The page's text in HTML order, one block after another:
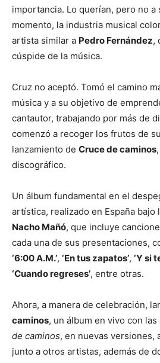
importancia. Lo querían, pero no a
momento, la industria musical
artista similar a Pedro Fernández,
cúspide de la música.
Cruz no aceptó. Tomó el camino
música y a su objetivo de
cantautor, trabajando por más de
comenzó a recoger los frutos de
lanzamiento de Cruce de caminos
discográfico.
Un álbum fundamental en el
artística, realizado en España bajo
Nacho Mañó, que incluye
cada una de sus presentaciones,
‘6:00 A.M.’, ‘En tus zapatos’, ‘Y si
‘Cuando regreses’, entre otras.
Ahora, a manera de celebración,
caminos, un álbum en vivo con
de caminos, en nuevas versiones,
junto a otros artistas, además de